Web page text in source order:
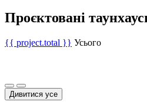
Проєктовані
{{ project.total }} Усього
Дивитися усе